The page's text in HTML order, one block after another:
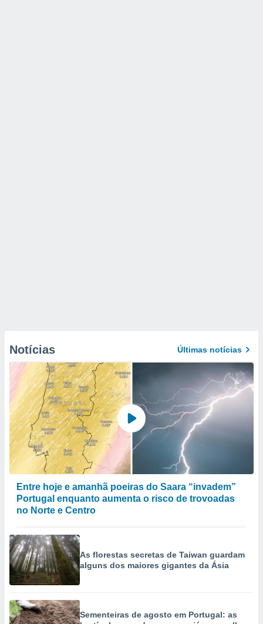
Notícias Últimas notícias
Entre hoje e amanhã poeiras do Saara “invadem”
Portugal enquanto aumenta o risco de trovoadas
no Norte e Centro
As florestas secretas de Taiwan guardam
alguns dos maiores gigantes da Ásia
Sementeiras de agosto em Portugal: as